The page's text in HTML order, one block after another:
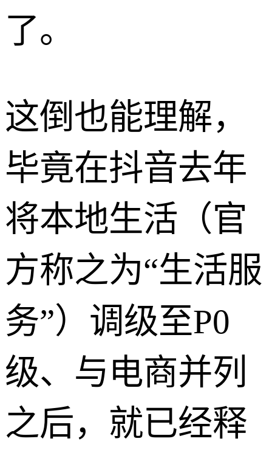
了。
这倒也能理解，
毕竟在抖音去年
将本地生活（官
方称之为“生活服
务”）调级至P0
级、与电商并列
之后，就已经释